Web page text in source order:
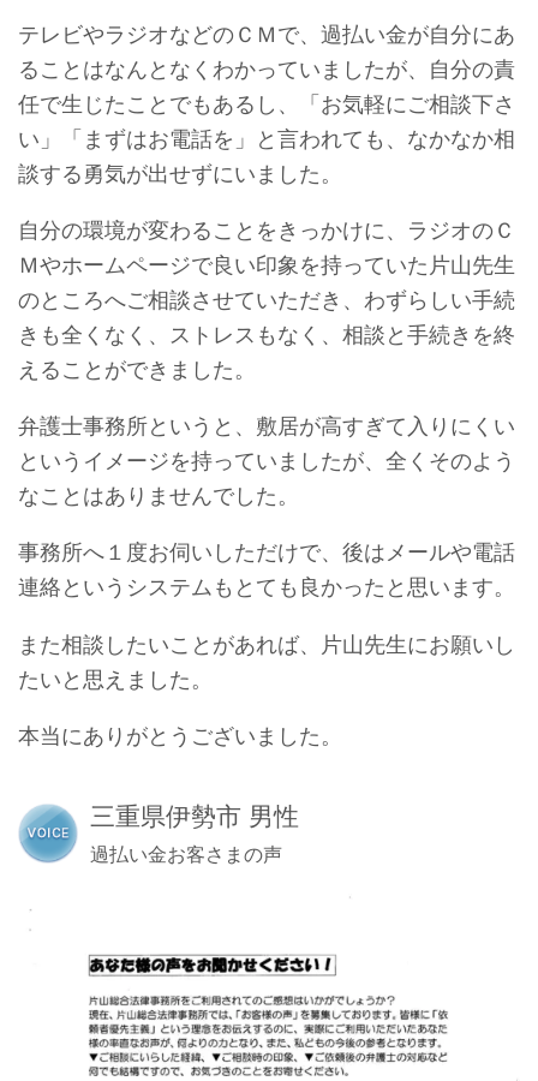
テレビやラジオなどのＣＭで、過払い金が自分にあ
ることはなんとなくわかっていましたが、自分の責
任で生じたことでもあるし、「お気軽にご相談下さ
い」「まずはお電話を」と言われても、なかなか相
談する勇気が出せずにいました。
自分の環境が変わることをきっかけに、ラジオのＣ
Ｍやホームページで良い印象を持っていた片山先生
のところへご相談させていただき、わずらしい手続
きも全くなく、ストレスもなく、相談と手続きを終
えることができました。
弁護士事務所というと、敷居が高すぎて入りにくい
というイメージを持っていましたが、全くそのよう
なことはありませんでした。
事務所へ１度お伺いしただけで、後はメールや電話
連絡というシステムもとても良かったと思います。
また相談したいことがあれば、片山先生にお願いし
たいと思えました。
本当にありがとうございました。
三重県伊勢市 男性
過払い金お客さまの声